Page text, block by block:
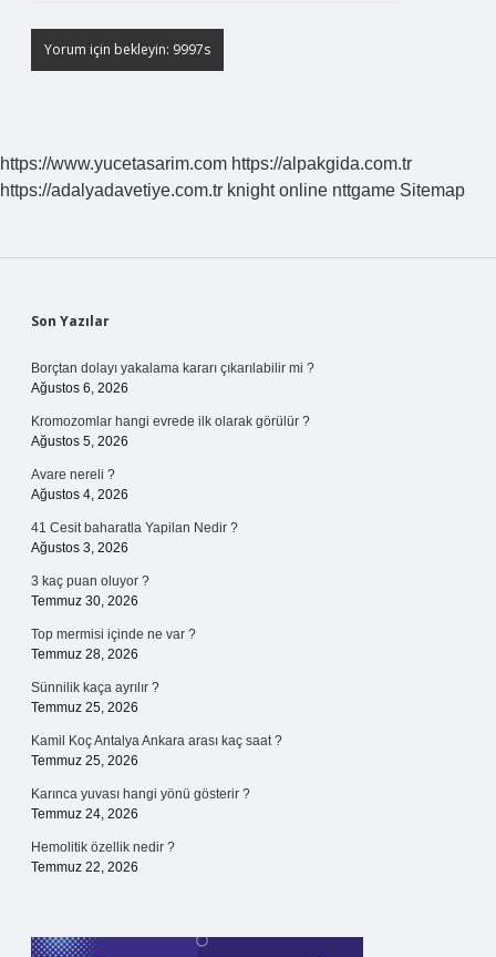
https://www.yucetasarim.com https://alpakgida.com.tr
https://adalyadavetiye.com.tr knight online nttgame Sitemap
Sidebar
Son Yazılar
Borçtan dolayı yakalama kararı çıkarılabilir mi ?
Ağustos 6, 2026
Kromozomlar hangi evrede ilk olarak görülür ?
Ağustos 5, 2026
Avare nereli ?
Ağustos 4, 2026
41 Cesit baharatla Yapilan Nedir ?
Ağustos 3, 2026
3 kaç puan oluyor ?
Temmuz 30, 2026
Top mermisi içinde ne var ?
Temmuz 28, 2026
Sünnilik kaça ayrılır ?
Temmuz 25, 2026
Kamil Koç Antalya Ankara arası kaç saat ?
Temmuz 25, 2026
Karınca yuvası hangi yönü gösterir ?
Temmuz 24, 2026
Hemolitik özellik nedir ?
Temmuz 22, 2026